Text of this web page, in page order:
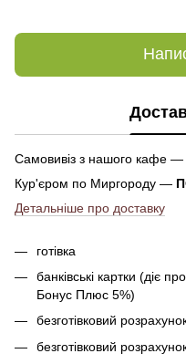
Самовивіз з нашого кафе —
Кур'єром по Миргороду —
Детальніше про доставку
готівка
банківські картки (діє
Бонус Плюс 5%)
безготівковий
безготівковий